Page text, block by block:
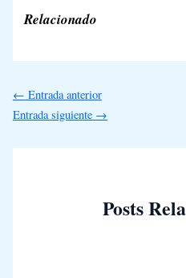
Relacionado
← Entrada anterior
Entrada siguiente →
Posts